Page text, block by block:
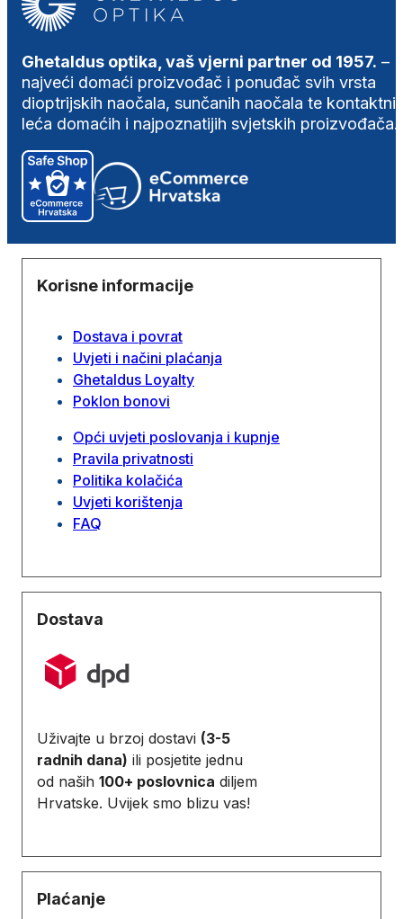
Ghetaldus optika, vaš vjerni partner od 1957. –
najveći domaći proizvođač i ponuđač svih vrsta
dioptrijskih naočala, sunčanih naočala te
leća domaćih i najpoznatijih svjetskih proizvođača.
Korisne informacije
Dostava i povrat
Uvjeti i načini plaćanja
Ghetaldus Loyalty
Poklon bonovi
Opći uvjeti poslovanja i kupnje
Pravila privatnosti
Politika kolačića
Uvjeti korištenja
FAQ
Dostava
Uživajte u brzoj dostavi (3-5
radnih dana) ili posjetite jednu
od naših 100+ poslovnica diljem
Hrvatske. Uvijek smo blizu vas!
Plaćanje